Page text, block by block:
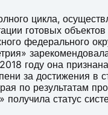
цикла,
готовых
федерального
году она
за достижения в
по результатам
статус